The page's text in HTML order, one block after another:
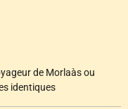
de Morlaàs ou
identiques